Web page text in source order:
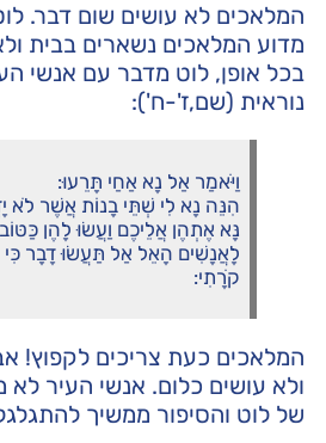
המלאכים לא עושים שום דבר.
מדוע המלאכים נשארים בבית
בכל אופן, לוט מדבר עם אנשי
נוראית (שם,ז'-ח'):
וַיֹּאמַר אַל נָא אַחַי תָּרֵעוּ:
הִנֵּה נָא לִי שְׁתֵּי בָנוֹת אֲשֶׁר לֹא
נָּא אֶתְהֶן אֲלֵיכֶם וַעֲשׂוּ לָהֶן
לָאֲנָשִׁים הָאֵל אַל תַּעֲשׂוּ דָבָר כִּי
קֹרָתִי:
המלאכים כעת צריכים לקפוץ!
ולא עושים כלום. אנשי העיר
של לוט והסיפור ממשיך